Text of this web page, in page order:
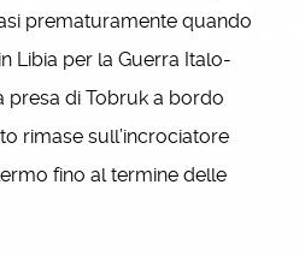
prematuramente quando
Libia per la Guerra Italo-
presa di Tobruk a bordo
rimase sull’incrociatore
fino al termine delle